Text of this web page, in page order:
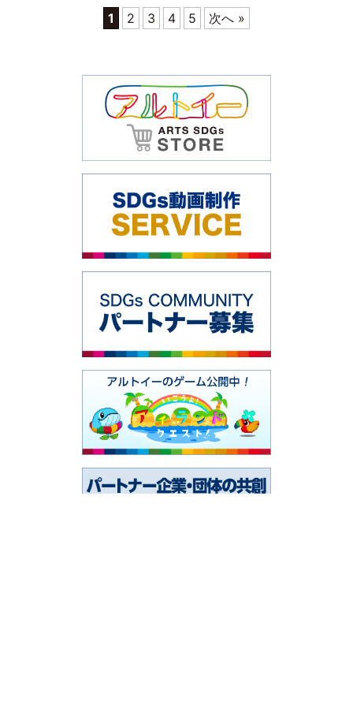
1 2 3 4 5 次へ »